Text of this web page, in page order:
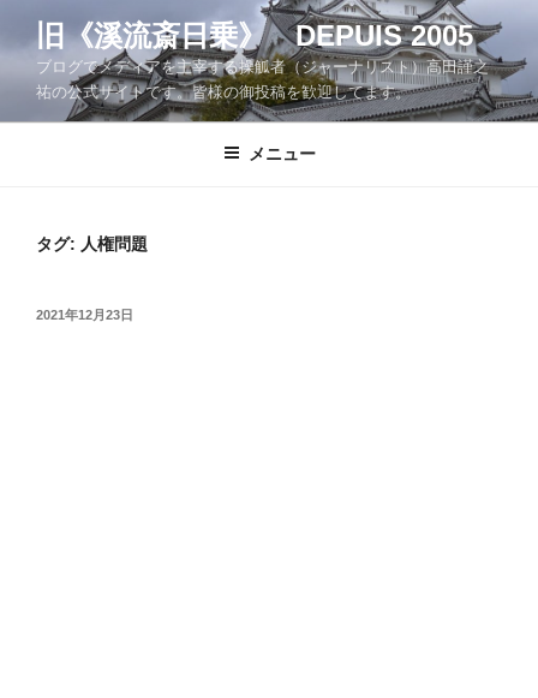
ツ
旧《溪流斎日乗》 DEPUIS 2005
ブログでメディアを主宰する操觚者（ジャーナリスト）高田謹之
祐の公式サイトです。皆様の御投稿を歓迎してます。
メニュー
タグ: 人権問題
投
2021年12月23日